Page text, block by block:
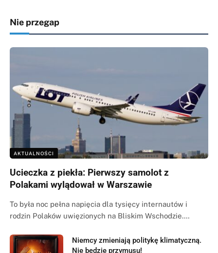
Nie przegap
AKTUALNOŚCI
Ucieczka z piekła: Pierwszy samolot z
Polakami wylądował w Warszawie
To była noc pełna napięcia dla tysięcy internautów i
rodzin Polaków uwięzionych na Bliskim Wschodzie.…
Niemcy zmieniają politykę klimatyczną.
Nie będzie przymusu!